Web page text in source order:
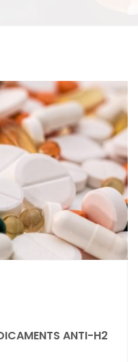
ANTI-H2